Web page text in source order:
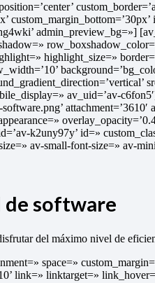
custom_margin_bottom=’30px’
admin_preview_bg=»]
highlight_size=»
av_uid=’av-
attachment=’3610′
k2uny97y’ id=»
av-small-font-size=» av-
software
del máximo nivel de
space=»
link=» linktarget=»